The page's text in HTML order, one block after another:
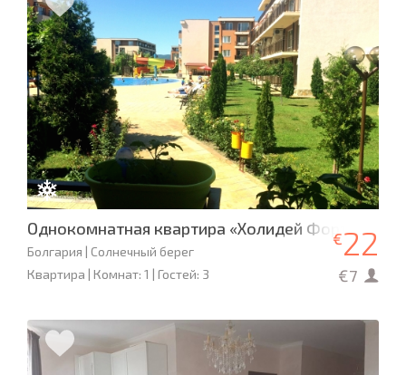
Однокомнатная квартира «Холидей Форт Гольф
Болгария | Солнечный берег
Квартира | Комнат: 1 | Гостей: 3
€22
€7